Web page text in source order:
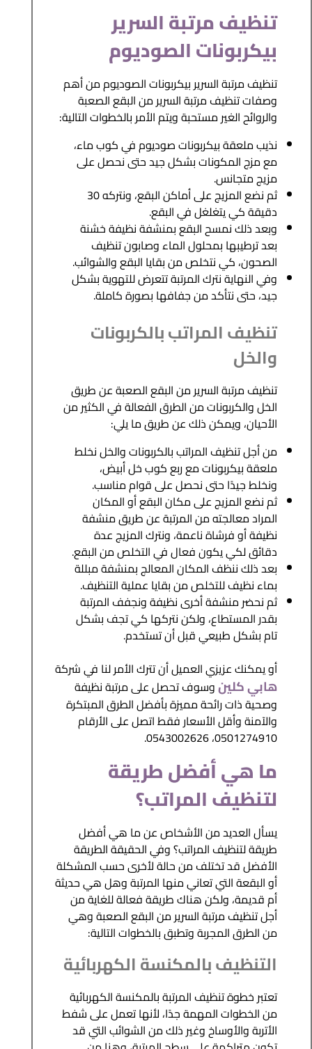
تنظيف مرتبة السرير
بيكربونات الصوديوم
تنظيف مرتبة السرير بيكربونات الصوديوم من أهم
وصفات تنظيف مرتبة السرير من البقع الصعبة
والروائح الغير مستحبة ويتم الأمر بالخطوات التالية:
نذيب ملعقة بيكربونات صوديوم في كوب ماء،
مع مزج المكونات بشكل جيد حتى نحصل على
مزيج متجانس.
ثم نضع المزيج على أماكن البقع، ونتركه 30
دقيقة كي يتغلغل في البقع.
وبعد ذلك نمسح البقع بمنشفة نظيفة خشنة
بعد ترطيبها بمحلول الماء وصابون تنظيف
الصحون، كي نتخلص من بقايا البقع والشوائب.
وفي النهاية نترك المرتبة تتعرض للتهوية بشكل
جيد، حتى نتأكد من جفافها بصورة كاملة.
تنظيف المراتب بالكربونات
والخل
تنظيف مرتبة السرير من البقع الصعبة عن طريق
الخل والكربونات من الطرق الفعالة في الكثير من
الأحيان، ويمكن ذلك عن طريق ما يلي:
من أجل تنظيف المراتب بالكربونات والخل نخلط
ملعقة بيكربونات مع ربع كوب خل أبيض،
ونخلط جيدًا حتى نحصل على قوام مناسب.
ثم نضع المزيج على مكان البقع أو المكان
المراد معالجته من المرتبة عن طريق منشفة
نظيفة أو فرشاة ناعمة، ونترك المزيج عدة
دقائق لكي يكون فعال في التخلص من البقع.
بعد ذلك ننظف المكان المعالج بمنشفة مبللة
بماء نظيف للتخلص من بقايا عملية التنظيف.
ثم نحضر منشفة أخرى نظيفة ونجفف المرتبة
بقدر المستطاع، ولكن نتركها كي تجف بشكل
تام بشكل طبيعي قبل أن تستخدم.
أو يمكنك عزيزي العميل أن تترك الأمر لنا في شركة
هابي كلينوسوف تحصل على مرتبة نظيفة
وصحية ذات رائحة مميزة بأفضل الطرق المبتكرة
والآمنة وأقل الأسعار فقط اتصل على الأرقام
0501274910، 0543002626.
ما هي أفضل طريقة
لتنظيف المراتب؟
يسأل العديد من الأشخاص عن ما هي أفضل
طريقة لتنظيف المراتب؟ وفي الحقيقة الطريقة
الأفضل قد تختلف من حالة لأخرى حسب المشكلة
أو البقعة التي تعاني منها المرتبة وهل هي حديثة
أم قديمة، ولكن هناك طريقة فعالة للغاية من
أجل تنظيف مرتبة السرير من البقع الصعبة وهي
من الطرق المجربة وتطبق بالخطوات التالية:
التنظيف بالمكنسة الكهربائية
تعتبر خطوة تنظيف المرتبة بالمكنسة الكهربائية
من الخطوات المهمة جدًا، لأنها تعمل على شفط
الأتربة والأوساخ وغير ذلك من الشوائب التي قد